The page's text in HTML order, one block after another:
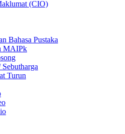
(CIO)
Bahasa Pustaka
MAIPk
Turun